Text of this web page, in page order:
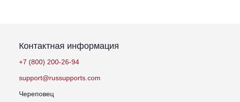
Контактная информация
+7 (800) 200-26-94
support@russupports.com
Череповец